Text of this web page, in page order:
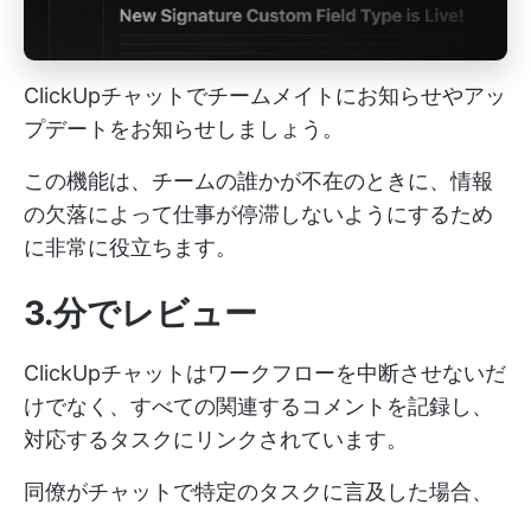
ClickUpチャットでチームメイトにお知らせやアッ
プデートをお知らせしましょう。
この機能は、チームの誰かが不在のときに、情報
の欠落によって仕事が停滞しないようにするため
に非常に役立ちます。
3.分でレビュー
ClickUpチャットはワークフローを中断させないだ
けでなく、すべての関連するコメントを記録し、
対応するタスクにリンクされています。
同僚がチャットで特定のタスクに言及した場合、